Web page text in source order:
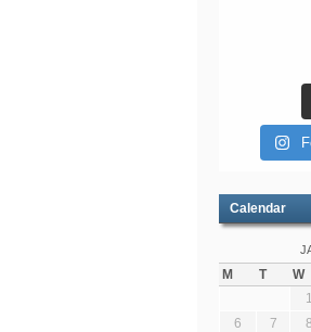
Calendar
M T W
1
6
7 8